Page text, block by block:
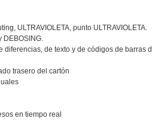
ULTRAVIOLETA, punto ULTRAVIOLETA.
DEBOSING.
diferencias, de texto y de códigos de barras
trasero del cartón
en tiempo real